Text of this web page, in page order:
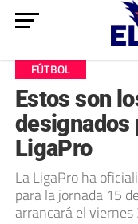
FÚTBOL
Estos son
designados
LigaPro
La LigaPro ha
para la jornada 15
arrancará el viernes